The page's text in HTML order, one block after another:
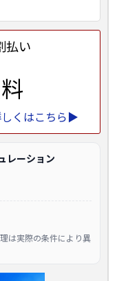
払い
しくはこちら▶
レーション
は実際の条件により異